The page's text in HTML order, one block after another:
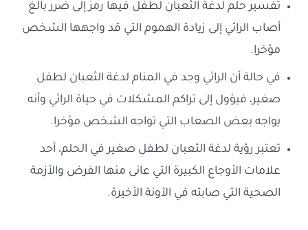
تفسير حلم لدغة الثعبان لطفل فيها رمز إلى ضرر بالغ
أصاب الرائي إلى زيادة الهموم التي قد واجهها الشخص
مؤخرا.
في حالة أن الرائي وجد في المنام لدغة الثعبان لطفل
صغير، فيؤول إلى تراكم المشكلات في حياة الرائي وأنه
يواجه بعض الصعاب التي تواجه الشخص مؤخرا.
تعتبر رؤية لدغة الثعبان لطفل صغير في الحلم، أحد
علامات الأوجاع الكبيرة التي عانى منها الفرض والأزمة
الصحية التي صابته في الآونة الأخيرة.